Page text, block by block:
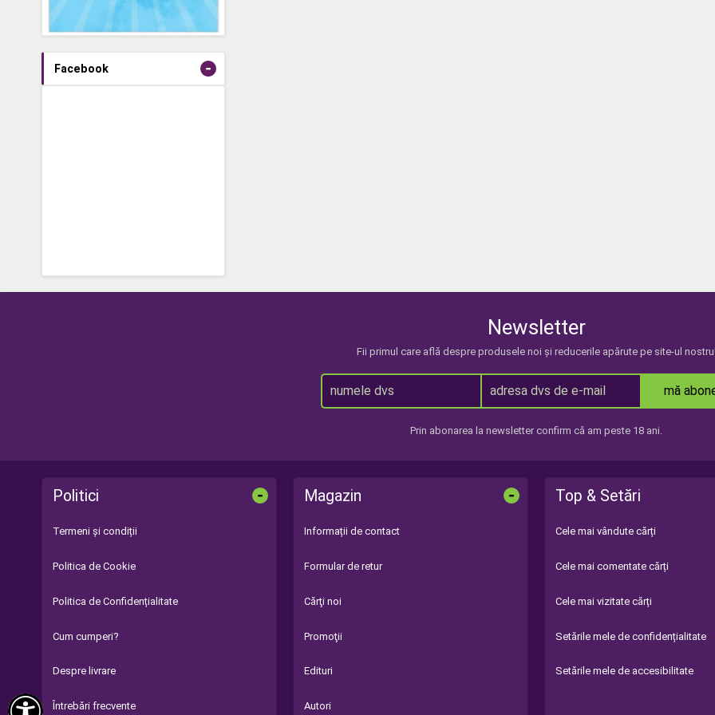
Facebook -
Newsletter
Fii primul care află despre produsele noi și reducerile apărute pe site-ul
mă
Prin abonarea la newsletter confirm că am peste 18 ani.
Politici -
Termeni și condiții
Politica de Cookie
Politica de Confidențialitate
Cum cumperi?
Despre livrare
Întrebări frecvente
Magazin -
Informații de contact
Formular de retur
Cărţi noi
Promoţii
Edituri
Autori
Top & Setări
Cele mai vândute cărți
Cele mai comentate cărți
Cele mai vizitate cărți
Setările mele de confidențialitate
Setările mele de accesibilitate